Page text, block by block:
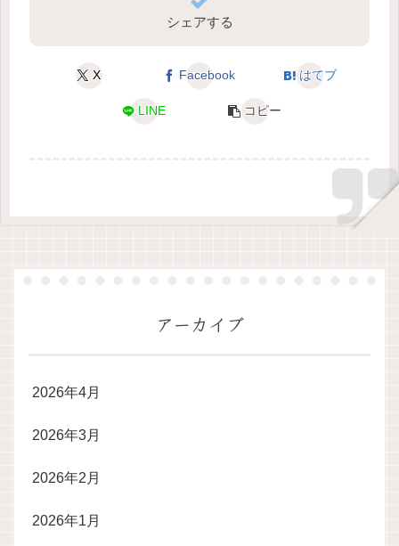
シェアする
X Facebook はてブ
LINE コピー
アーカイブ
2026年4月
2026年3月
2026年2月
2026年1月